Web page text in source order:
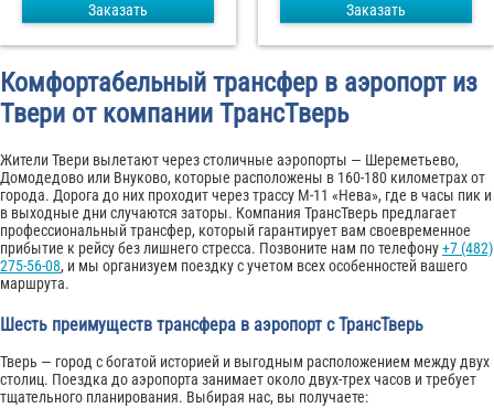
Заказать Заказать
Комфортабельный трансфер в аэропорт из
Твери от компании ТрансТверь
Жители Твери вылетают через столичные аэропорты — Шереметьево,
Домодедово или Внуково, которые расположены в 160-180 километрах от
города. Дорога до них проходит через трассу М-11 «Нева», где в часы пик и
в выходные дни случаются заторы. Компания ТрансТверь предлагает
профессиональный трансфер, который гарантирует вам своевременное
прибытие к рейсу без лишнего стресса. Позвоните нам по телефону+7 (482)
275-56-08, и мы организуем поездку с учетом всех особенностей вашего
маршрута.
Шесть преимуществ трансфера в аэропорт с ТрансТверь
Тверь — город с богатой историей и выгодным расположением между двух
столиц. Поездка до аэропорта занимает около двух-трех часов и требует
тщательного планирования. Выбирая нас, вы получаете: